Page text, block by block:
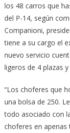
los 48 carros que
del P-14, según
Companioni,
tiene a su cargo el
nuevo servicio
ligeros de 4 plazas
“Los choferes que
una bolsa de 250.
todo asociado con
choferes en apenas